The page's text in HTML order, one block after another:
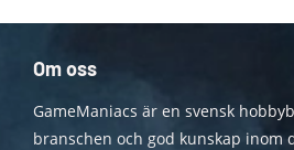
Om oss
GameManiacs är en svensk
branschen och god kunskap inom